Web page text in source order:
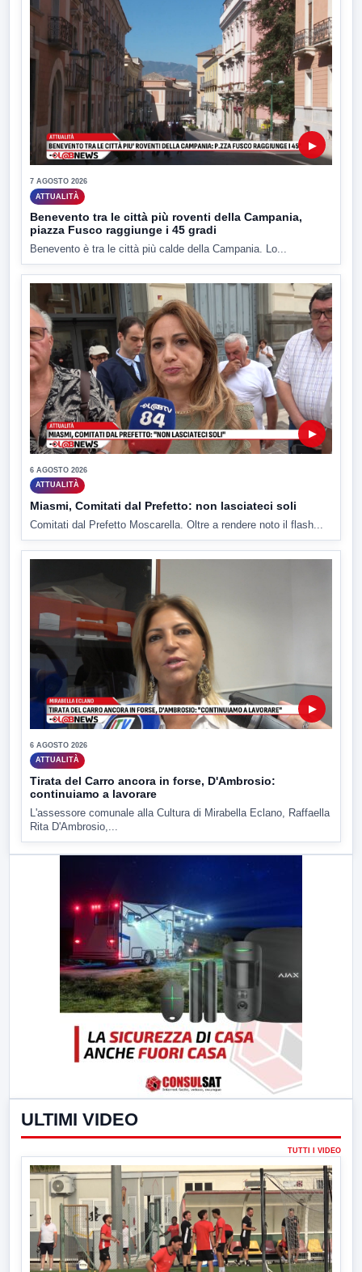
▶
7 AGOSTO 2026
ATTUALITÀ
Benevento tra le città più roventi della Campania,
piazza Fusco raggiunge i 45 gradi
Benevento è tra le città più calde della Campania. Lo...
▶
6 AGOSTO 2026
ATTUALITÀ
Miasmi, Comitati dal Prefetto: non lasciateci soli
Comitati dal Prefetto Moscarella. Oltre a rendere noto il flash...
▶
6 AGOSTO 2026
ATTUALITÀ
Tirata del Carro ancora in forse, D'Ambrosio:
continuiamo a lavorare
L'assessore comunale alla Cultura di Mirabella Eclano, Raffaella
Rita D'Ambrosio,...
ULTIMI VIDEO
TUTTI I VIDEO